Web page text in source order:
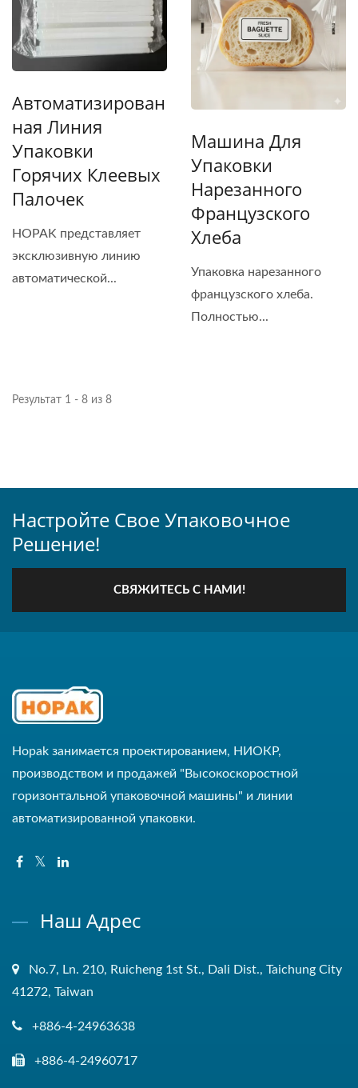
Автоматизирован
Ная Линия
Упаковки
Горячих Клеевых
Палочек
HOPAK представляет
эксклюзивную линию
автоматической...
Машина Для
Упаковки
Нарезанного
Французского
Хлеба
Упаковка нарезанного
французского хлеба.
Полностью...
Результат 1 - 8 из 8
Настройте Свое Упаковочное
Решение!
СВЯЖИТЕСЬ С НАМИ!
Hopak занимается проектированием, НИОКР,
производством и продажей "Высокоскоростной
горизонтальной упаковочной машины" и линии
автоматизированной упаковки.
Наш Адрес
No.7, Ln. 210, Ruicheng 1st St., Dali Dist., Taichung City
41272, Taiwan
+886-4-24963638
+886-4-24960717